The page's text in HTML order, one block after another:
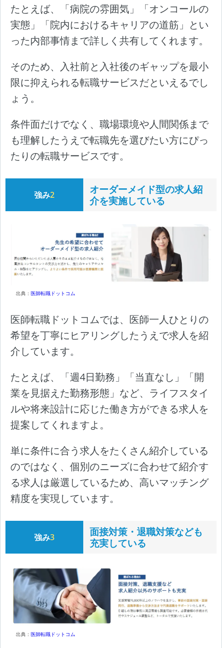
たとえば、「病院の雰囲気」「オンコールの
実態」「院内におけるキャリアの道筋」とい
った内部事情まで詳しく共有してくれます。
そのため、入社前と入社後のギャップを最小
限に抑えられる転職サービスだといえるでし
ょう。
条件面だけでなく、職場環境や人間関係まで
も理解したうえで転職先を選びたい方にぴっ
たりの転職サービスです。
強み2
オーダーメイド型の求人紹
介を実施している
出典： 医師転職ドットコム
医師転職ドットコムでは、医師一人ひとりの
希望を丁寧にヒアリングしたうえで求人を紹
介しています。
たとえば、「週4日勤務」「当直なし」「開
業を見据えた勤務形態」など、ライフスタイ
ルや将来設計に応じた働き方ができる求人を
提案してくれますよ。
単に条件に合う求人をたくさん紹介している
のではなく、個別のニーズに合わせて紹介す
る求人は厳選しているため、高いマッチング
精度を実現しています。
強み3
面接対策・退職対策なども
充実している
出典： 医師転職ドットコム